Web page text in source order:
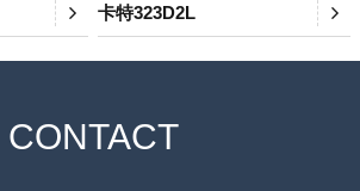
卡特323D2L
CONTACT